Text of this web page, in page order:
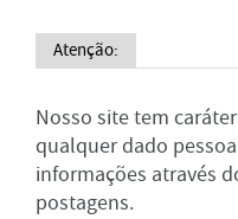
Atenção:
Nosso site tem
qualquer dado
informações através
postagens.